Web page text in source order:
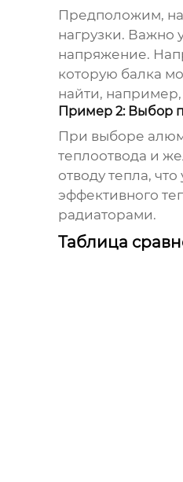
Предположим,
нагрузки. Важно
напряжение.
которую балка
найти, например,
Пример 2: Выбор
При выборе
теплоотвода и
отводу тепла,
эффективного
радиаторами.
Таблица